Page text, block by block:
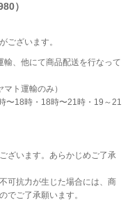
）
ございます。
、他にて商品配送を行なって
ト運輸のみ）
〜18時・18時〜21時・19～21
ざいます。あらかじめご了承
可抗力が生じた場合には、商
でご了承願います。